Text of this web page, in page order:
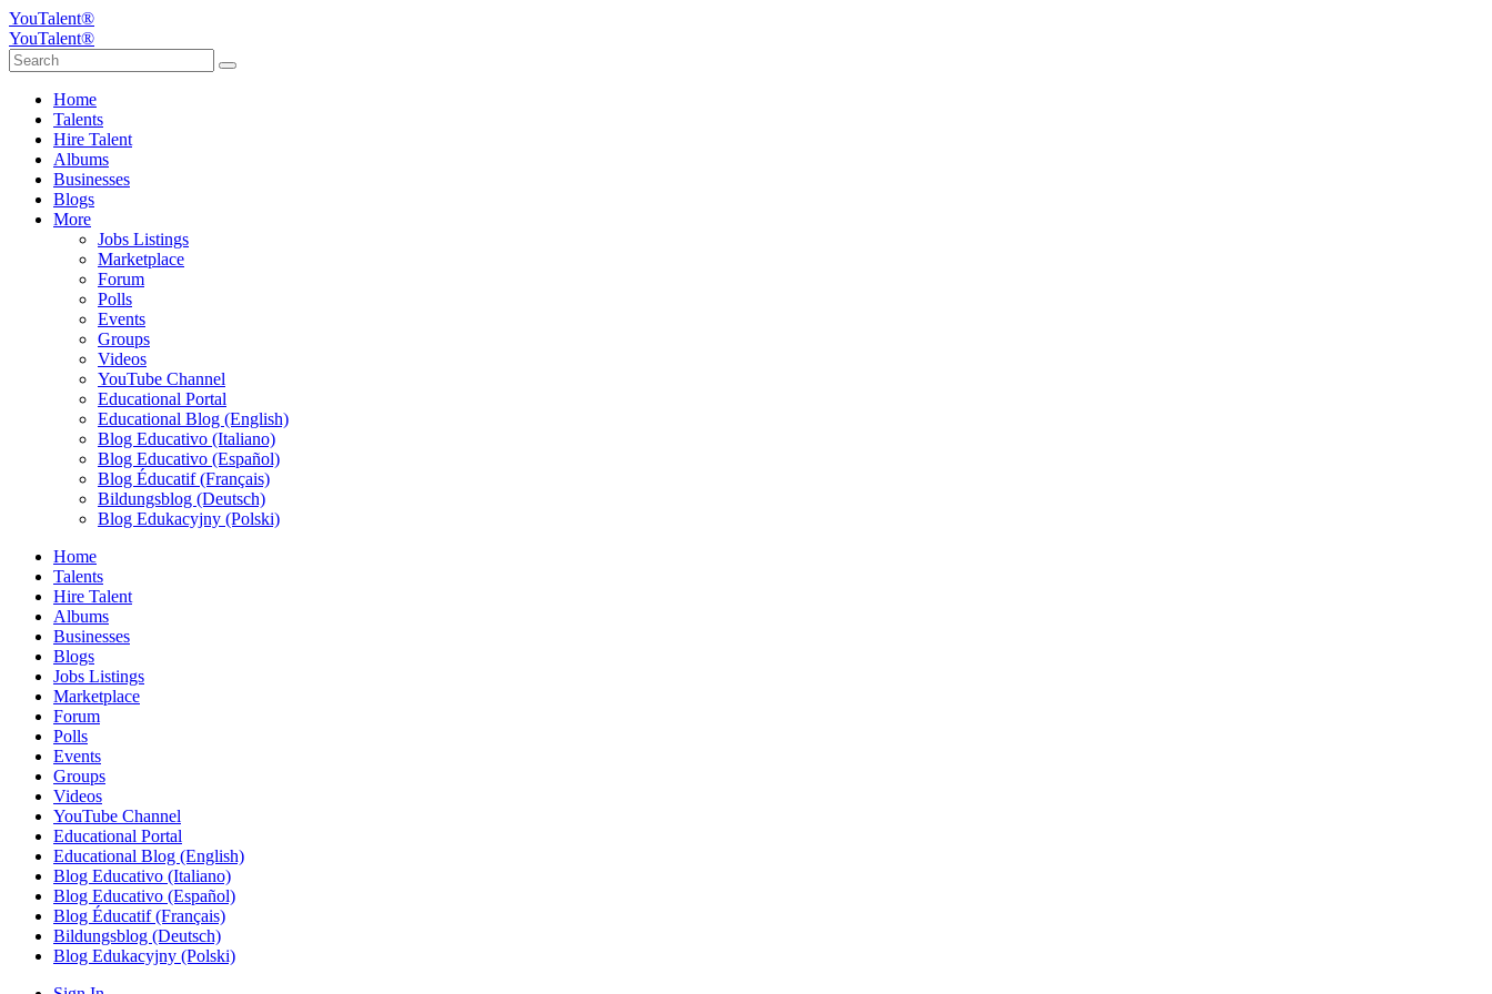
YouTalent®
YouTalent®
Home
Talents
Hire Talent
Albums
Businesses
Blogs
More
Jobs Listings
Marketplace
Forum
Polls
Events
Groups
Videos
YouTube Channel
Educational Portal
Educational Blog (English)
Blog Educativo (Italiano)
Blog Educativo (Español)
Blog Éducatif (Français)
Bildungsblog (Deutsch)
Blog Edukacyjny (Polski)
Home
Talents
Hire Talent
Albums
Businesses
Blogs
Jobs Listings
Marketplace
Forum
Polls
Events
Groups
Videos
YouTube Channel
Educational Portal
Educational Blog (English)
Blog Educativo (Italiano)
Blog Educativo (Español)
Blog Éducatif (Français)
Bildungsblog (Deutsch)
Blog Edukacyjny (Polski)